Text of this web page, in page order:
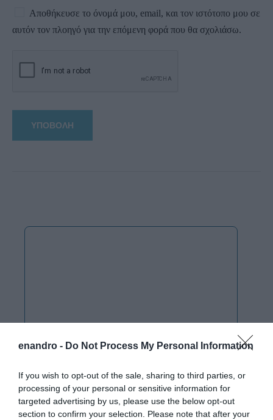
enandro - Do Not Process My Personal Information
If you wish to opt-out of the sale, sharing to third parties, or
processing of your personal or sensitive information for
targeted advertising by us, please use the below opt-out
section to confirm your selection. Please note that after your
Αποθήκευσε το όνομά μου, email, και τον ιστότοπο μου σε
αυτόν τον πλοηγό για την επόμενη φορά που θα σχολιάσω.